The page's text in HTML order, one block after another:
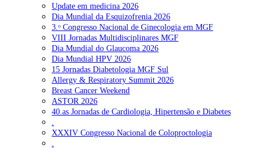
Update em medicina 2026
Dia Mundial da Esquizofrenia 2026
3.ᵒ Congresso Nacional de Ginecologia em MGF
VIII Jornadas Multidisciplinares MGF
Dia Mundial do Glaucoma 2026
Dia Mundial HPV 2026
15 Jornadas Diabetologia MGF Sul
Allergy & Respiratory Summit 2026
Breast Cancer Weekend
ASTOR 2026
40.as Jornadas de Cardiologia, Hipertensão e Diabetes
.
XXXIV Congresso Nacional de Coloproctologia
.